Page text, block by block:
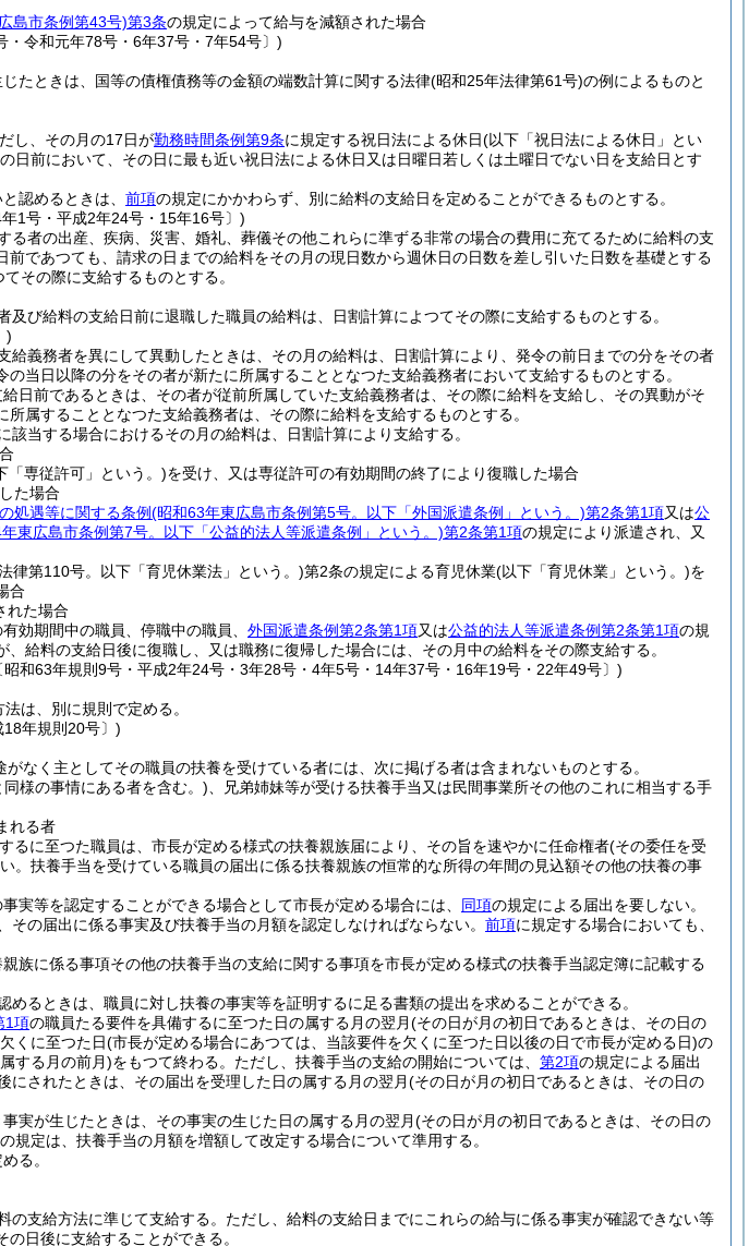
島市条例第43号)第3条の規定によって給与を減額された場合
令和元年78号・6年37号・7年54号〕)
たときは、国等の債権債務等の金額の端数計算に関する法律(昭和25年法律第61号)の例によるものと
し、その月の17日が勤務時間条例第9条に規定する祝日法による休日(以下「祝日法による休日」とい
日前において、その日に最も近い祝日法による休日又は日曜日若しくは土曜日でない日を支給日とす
認めるときは、 前項の規定にかかわらず、別に給料の支給日を定めることができるものとする。
1号・平成2年24号・15年16号〕)
る者の出産、疾病、災害、婚礼、葬儀その他これらに準ずる非常の場合の費用に充てるために給料の支
前であつても、請求の日までの給料をその月の現日数から週休日の日数を差し引いた日数を基礎とする
てその際に支給するものとする。
び給料の支給日前に退職した職員の給料は、日割計算によつてその際に支給するものとする。
)
給義務者を異にして異動したときは、その月の給料は、日割計算により、発令の前日までの分をその者
当日以降の分をその者が新たに所属することとなつた支給義務者において支給するものとする。
日前であるときは、その者が従前所属していた支給義務者は、その際に給料を支給し、その異動がそ
属することとなつた支給義務者は、その際に給料を支給するものとする。
該当する場合におけるその月の給料は、日割計算により支給する。
「専従許可」という。)を受け、又は専従許可の有効期間の終了により復職した場合
た場合
処遇等に関する条例(昭和63年東広島市条例第5号。以下「外国派遣条例」という。)第2条第1項又は公
東広島市条例第7号。以下「公益的法人等派遣条例」という。)第2条第1項の規定により派遣され、又
律第110号。以下「育児休業法」という。)第2条の規定による育児休業(以下「育児休業」という。)を
合
れた場合
効期間中の職員、停職中の職員、 外国派遣条例第2条第1項又は公益的法人等派遣条例第2条第1項の規
給料の支給日後に復職し、又は職務に復帰した場合には、その月中の給料をその際支給する。
和63年規則9号・平成2年24号・3年28号・4年5号・14年37号・16年19号・22年49号〕)
は、別に規則で定める。
年規則20号〕)
がなく主としてその職員の扶養を受けている者には、次に掲げる者は含まれないものとする。
様の事情にある者を含む。) 、兄弟姉妹等が受ける扶養手当又は民間事業所その他のこれに相当する手
れる者
るに至つた職員は、市長が定める様式の扶養親族届により、その旨を速やかに任命権者(その委任を受
。 扶養手当を受けている職員の届出に係る扶養親族の恒常的な所得の年間の見込額その他の扶養の事
実等を認定することができる場合として市長が定める場合には、 同項の規定による届出を要しない。
その届出に係る事実及び扶養手当の月額を認定しなければならない。 前項に規定する場合においても、
族に係る事項その他の扶養手当の支給に関する事項を市長が定める様式の扶養手当認定簿に記載する
めるときは、職員に対し扶養の事実等を証明するに足る書類の提出を求めることができる。
1項の職員たる要件を具備するに至つた日の属する月の翌月(その日が月の初日であるときは、その日の
くに至つた日(市長が定める場合にあつては、当該要件を欠くに至つた日以後の日で市長が定める日)の
する月の前月)をもつて終わる。 ただし、扶養手当の支給の開始については、 第2項の規定による届出
されたときは、その届出を受理した日の属する月の翌月(その日が月の初日であるときは、その日の
実が生じたときは、その事実の生じた日の属する月の翌月(その日が月の初日であるときは、その日の
の規定は、扶養手当の月額を増額して改定する場合について準用する。
る。
支給方法に準じて支給する。 ただし、給料の支給日までにこれらの給与に係る事実が確認できない等
日後に支給することができる。